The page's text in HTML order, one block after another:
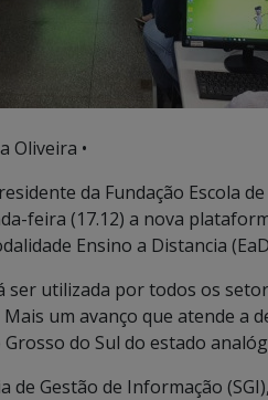
Oliveira •
da Fundação Escola
feira (17.12) a nova
Ensino a Distancia
ser utilizada por todos os
um avanço que atende a
do Sul do estado
de Gestão de Informação